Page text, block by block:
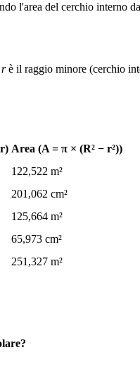
l'area del cerchio interno
rè il raggio minore (cerchio
Area (A = π × (R² − r²))
122,522 m²
201,062 cm²
125,664 m²
65,973 cm²
251,327 m²